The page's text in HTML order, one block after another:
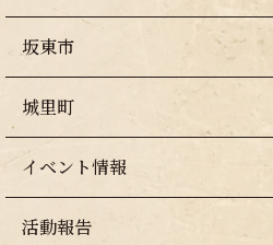
坂東市
城里町
イベント情報
活動報告